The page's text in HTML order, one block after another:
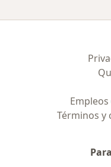
Empleos
Términos y